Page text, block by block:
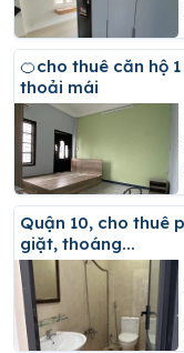
🍊cho thuê căn hộ 1 phòng ngủ- không gian bếp nấu ăn
thoải mái
Quận 10, cho thuê phòng, toilet riêng, máy lạnh, máy
giặt, thoáng...